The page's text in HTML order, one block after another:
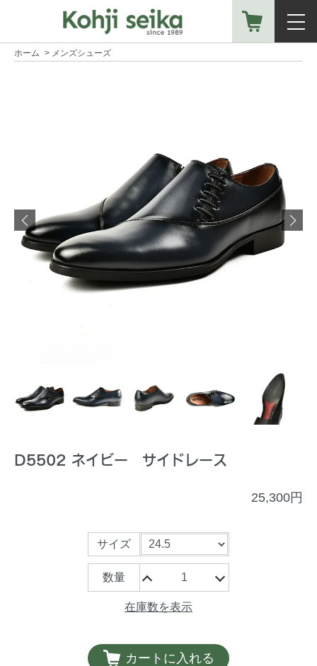
ホーム > メンズシューズ
D5502 ネイビー サイドレース
25,300円
サイズ
数量
在庫数を表示
カートに入れる